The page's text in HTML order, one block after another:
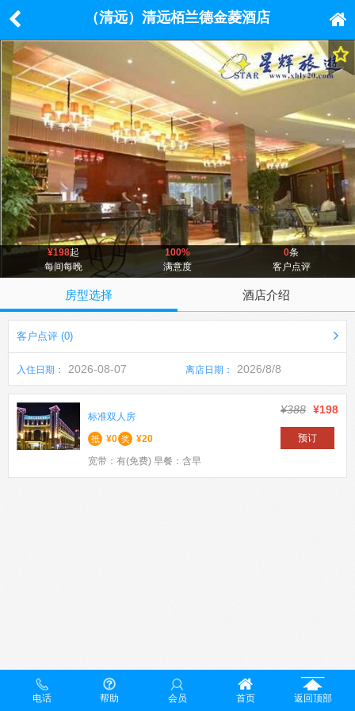
（清远）清远栢兰德金菱酒店
¥198起
每间每晚
100%
满意度
0条
客户点评
房型选择 酒店介绍
客户点评 (0)
入住日期： 2026-08-07 离店日期： 2026/8/8
标准双人房
抵 ¥0 奖
¥20
宽带：有(免费) 早餐：含早
¥388 ¥198
预订
电话 帮助 会员 首页 返回顶部